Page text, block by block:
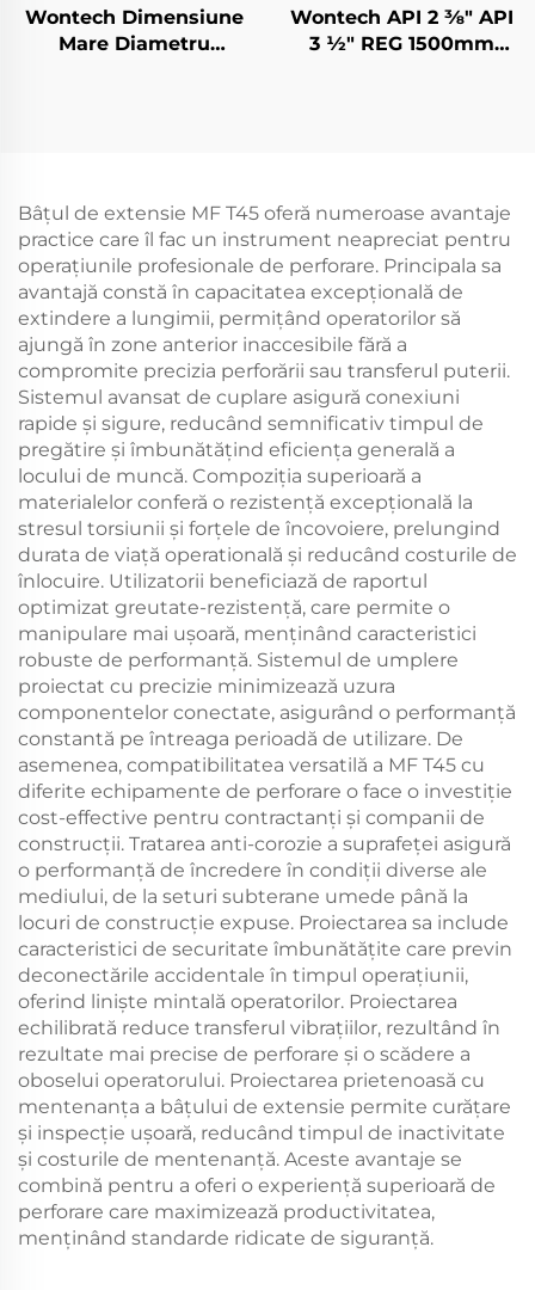
Wontech Dimensiune
Mare Diametru
Wontech API 2 3⁄8" API
3 1⁄2" REG 1500mm
Bâțul de extensie MF T45 oferă numeroase avantaje
practice care îl fac un instrument neapreciat pentru
operațiunile profesionale de perforare. Principala sa
avantajă constă în capacitatea excepțională de
extindere a lungimii, permițând operatorilor să
ajungă în zone anterior inaccesibile fără a
compromite precizia perforării sau transferul puterii.
Sistemul avansat de cuplare asigură conexiuni
rapide și sigure, reducând semnificativ timpul de
pregătire și îmbunătățind eficiența generală a
locului de muncă. Compoziția superioară a
materialelor conferă o rezistență excepțională la
stresul torsiunii și forțele de încovoiere, prelungind
durata de viață operatională și reducând costurile de
înlocuire. Utilizatorii beneficiază de raportul
optimizat greutate-rezistență, care permite o
manipulare mai ușoară, menținând caracteristici
robuste de performanță. Sistemul de umplere
proiectat cu precizie minimizează uzura
componentelor conectate, asigurând o performanță
constantă pe întreaga perioadă de utilizare. De
asemenea, compatibilitatea versatilă a MF T45 cu
diferite echipamente de perforare o face o investiție
cost-effective pentru contractanți și companii de
construcții. Tratarea anti-corozie a suprafeței asigură
o performanță de încredere în condiții diverse ale
mediului, de la seturi subterane umede până la
locuri de construcție expuse. Proiectarea sa include
caracteristici de securitate îmbunătățite care previn
deconectările accidentale în timpul operațiunii,
oferind liniște mintală operatorilor. Proiectarea
echilibrată reduce transferul vibrațiilor, rezultând în
rezultate mai precise de perforare și o scădere a
oboselui operatorului. Proiectarea prietenoasă cu
mentenanța a bâțului de extensie permite curățare
și inspecție ușoară, reducând timpul de inactivitate
și costurile de mentenanță. Aceste avantaje se
combină pentru a oferi o experiență superioară de
perforare care maximizează productivitatea,
menținând standarde ridicate de siguranță.